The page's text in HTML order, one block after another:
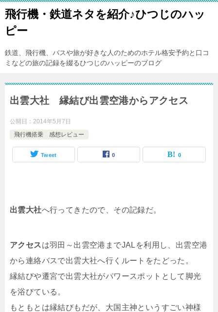
飛行機・鉄道ネタを紹介♪ひつじのハッ
ピー
鉄道、飛行機、バスや旅が好きな人のためのホテル格安予約と口コ
ミなどの旅の記録を綴るひつじのハッピーのブログ
出雲大社 縁結び出雲空港からアクセス
公開日： 2014年5月7日
飛行機搭乗 感想レビュー
Tweet 0 0
出雲大社へ行ってきたので、その記録だ。
アクセスは羽田～出雲空港までJALを利用し、出雲空港
から連絡バスで出雲大社へ行くルートをたどった。
縁結びや遷宮で出雲大社がパワースポットとして脚光
を浴びている。
もともとは縁結びもだが、大国主神というすごい神様